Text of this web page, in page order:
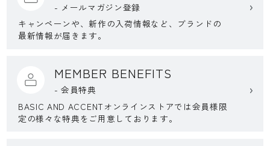
- メールマガジン登録
キャンペーンや、新作の入荷情報など、ブランドの
最新情報が届きます。
MEMBER BENEFITS
- 会員特典
BASIC AND ACCENTオンラインストアでは会員様限
定の様々な特典をご用意しております。